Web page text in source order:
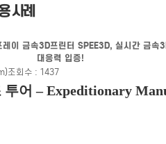
사례
이 금속3D프린터 SPEE3D, 실시간 금속
대응력 입증!
조회수 : 1437
투어 – Expeditionary